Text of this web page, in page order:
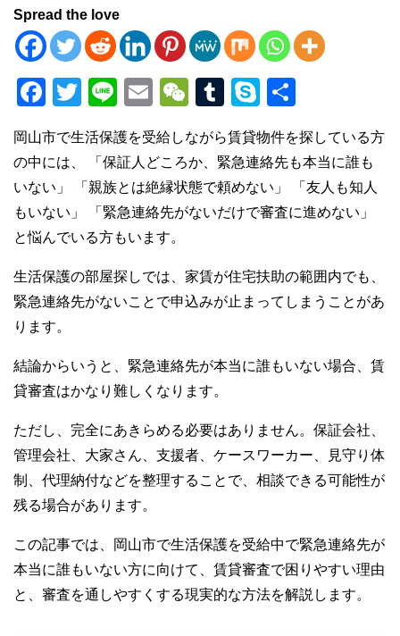
Spread the love
F
a
c
e
b
o
o
k
T
tt
er
Li
n
e
E
m
ail
W
C
h
at
T
m
bl
r
S
p
e
岡山市で生活保護を受給しながら賃貸物件を探している方
の中には、 「保証人どころか、緊急連絡先も本当に誰も
いない」 「親族とは絶縁状態で頼めない」 「友人も知人
もいない」 「緊急連絡先がないだけで審査に進めない」
と悩んでいる方もいます。
生活保護の部屋探しでは、家賃が住宅扶助の範囲内でも、
緊急連絡先がないことで申込みが止まってしまうことがあ
ります。
結論からいうと、緊急連絡先が本当に誰もいない場合、賃
貸審査はかなり難しくなります。
ただし、完全にあきらめる必要はありません。保証会社、
管理会社、大家さん、支援者、ケースワーカー、見守り体
制、代理納付などを整理することで、相談できる可能性が
残る場合があります。
この記事では、岡山市で生活保護を受給中で緊急連絡先が
本当に誰もいない方に向けて、賃貸審査で困りやすい理由
と、審査を通しやすくする現実的な方法を解説します。